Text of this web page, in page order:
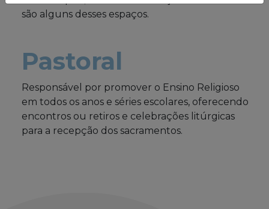
são alguns desses espaços.
Pastoral
Responsável por promover o Ensino Religioso
em todos os anos e séries escolares, oferecendo
encontros ou retiros e celebrações litúrgicas
para a recepção dos sacramentos.